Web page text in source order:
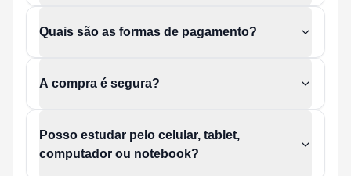
Quais são as formas de pagamento?
A compra é segura?
Posso estudar pelo celular, tablet,
computador ou notebook?